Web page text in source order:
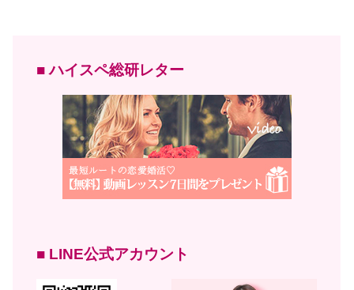
■ ハイスペ総研レター
■ LINE公式アカウント